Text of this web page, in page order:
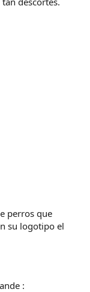
perros que
su logotipo el
: